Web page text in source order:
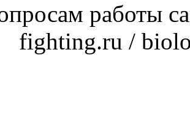
работы
fighting.ru /